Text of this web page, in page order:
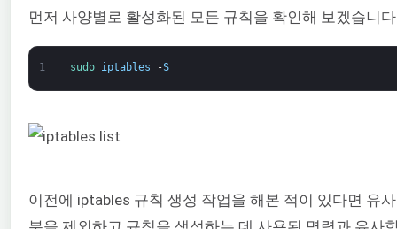
먼저 사양별로 활성화된 모든 규칙을 확인해 보겠습니
1 sudo iptables -S
이전에 iptables 규칙 생성 작업을 해본 적이 있다면 유